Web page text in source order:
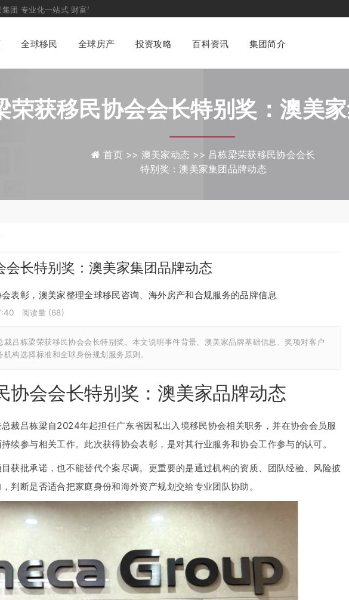
全球移民 全球房产 投资攻略 百科资讯 集团简介
一站式 财富管理与身份配置咨询平台
首页 >> 澳美家动态 >> 吕栋梁荣获移民协会会长
特别奖：澳美家集团品牌动态
荣获移民协会会长特别奖：澳美
态
会长特别奖：澳美家集团品牌动态
表彰，澳美家整理全球移民咨询、海外房产和合规服务的品牌信息
阅读量 (68)
吕栋梁荣获移民协会会长特别奖。本文说明事件背景、澳美家品牌基础信息、奖项对客户
构选择标准和全球身份规划服务原则。
协会会长特别奖：澳美家品牌动态
裁吕栋梁自2024年起担任广东省因私出入境移民协会相关职务，并在协会会员服
续参与相关工作。此次获得协会表彰，是对其行业服务和协会工作参与的认可。
获批承诺，也不能替代个案尽调。更重要的是通过机构的资质、团队经验、风险披
判断是否适合把家庭身份和海外资产规划交给专业团队协助。